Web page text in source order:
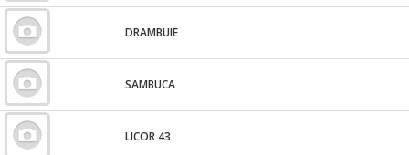
DRAMBUIE
SAMBUCA
LICOR 43